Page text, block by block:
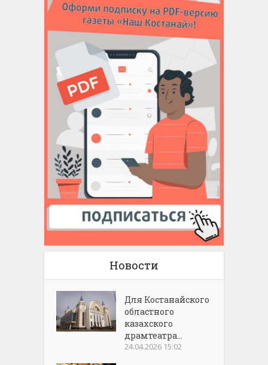
Новости
Для Костанайского
областного
казахского
драмтеатра...
24.04.2026 15:02